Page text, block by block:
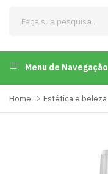
Menu de Navegação
Home Estética e beleza